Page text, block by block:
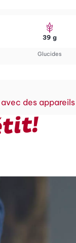
Glucides
39 g
des